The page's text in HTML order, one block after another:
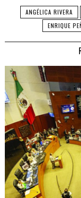
ANGÉLICA RIVERA
ENRIQUE